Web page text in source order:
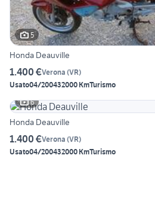
5
Honda Deauville
1.400 €Verona (VR)
Usato04/200432000 KmTurismo
6
Honda Deauville
1.400 €Verona (VR)
Usato04/200432000 KmTurismo